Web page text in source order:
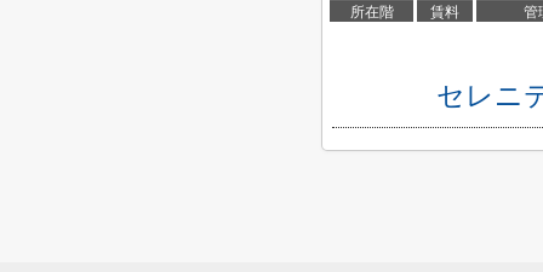
所在階 賃料 管
セレニ